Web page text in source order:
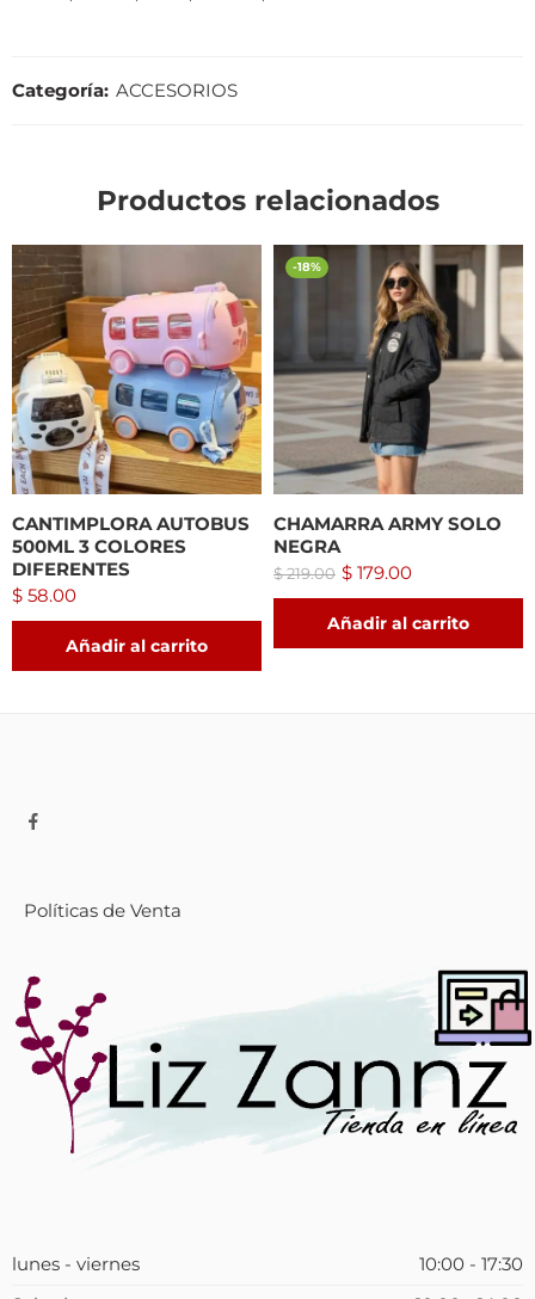
Categoría: ACCESORIOS
Productos relacionados
CANTIMPLORA AUTOBUS
500ML 3 COLORES
DIFERENTES
$ 58.00
Añadir al carrito
-18%
CHAMARRA ARMY SOLO
NEGRA
$219.00 $ 179.00
Añadir al carrito
Políticas de Venta
lunes - viernes
10:00 - 17:30